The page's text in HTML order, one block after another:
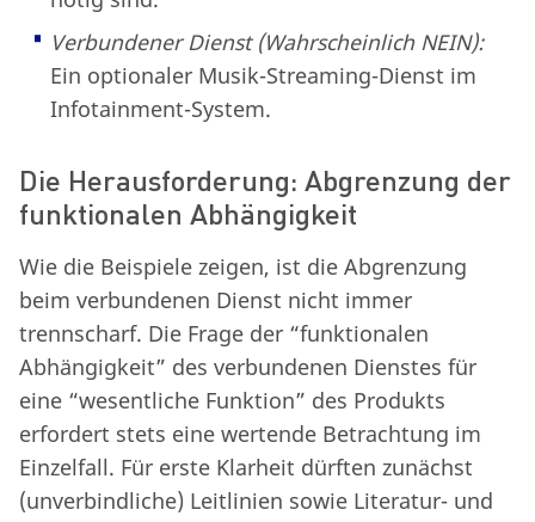
Verbundener Dienst (Wahrscheinlich NEIN):
Ein optionaler Musik-Streaming-Dienst im
Infotainment-System.
Die Herausforderung: Abgrenzung der
funktionalen Abhängigkeit
Wie die Beispiele zeigen, ist die Abgrenzung
beim verbundenen Dienst nicht immer
trennscharf. Die Frage der “funktionalen
Abhängigkeit” des verbundenen Dienstes für
eine “wesentliche Funktion” des Produkts
erfordert stets eine wertende Betrachtung im
Einzelfall. Für erste Klarheit dürften zunächst
(unverbindliche) Leitlinien sowie Literatur- und